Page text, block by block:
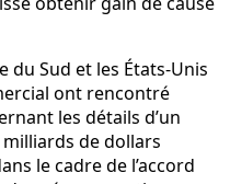
du Sud et les États-Unis
ont rencontré
les détails d’un
de dollars
le cadre de l’accord